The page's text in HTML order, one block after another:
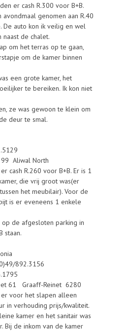
er cash R.300 voor B+B.
genomen aan R.40
auto kon ik veilig en wel
naast de chalet.
om het terras op te gaan,
om de kamer binnen
een grote kamer, het
te bereiken. Ik kon niet
ze was gewoon te klein om
deur te smal.
Aliwal North
R.260 voor B+B. Er is 1
die vrij groot was(er
het meubilair). Voor de
is er eveneens 1 enkele
de afgesloten parking in
staan.
892.3156
61 Graaff-Reinet 6280
voor het slapen alleen
in verhouding prijs/kwaliteit.
kamer en het sanitair was
Bij de inkom van de kamer